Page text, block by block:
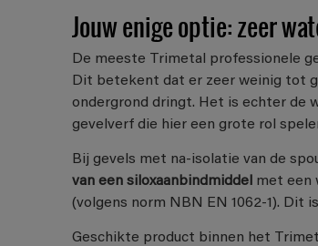
Jouw enige optie: zeer
De meeste Trimetal professionele
Dit betekent dat er zeer weinig tot
ondergrond dringt. Het is echter de
gevelverf die hier een grote rol
Bij gevels met na-isolatie van de
van een siloxaanbindmiddel met een
(volgens norm NBN EN 1062-1). Dit
Geschikte product binnen het